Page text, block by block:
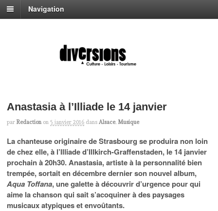
Navigation
Anastasia à l’Illiade le 14 janvier
par Redaction on 5 janvier 2016 dans Alsace, Musique
La chanteuse originaire de Strasbourg se produira non loin
de chez elle, à l’Illiade d’Illkirch-Graffenstaden, le 14 janvier
prochain à 20h30. Anastasia, artiste à la personnalité bien
trempée, sortait en décembre dernier son nouvel album,
Aqua Toffana, une galette à découvrir d’urgence pour qui
aime la chanson qui sait s’acoquiner à des paysages
musicaux atypiques et envoûtants.